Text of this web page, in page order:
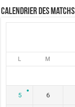
Calendrier des matchs
L M
5 6